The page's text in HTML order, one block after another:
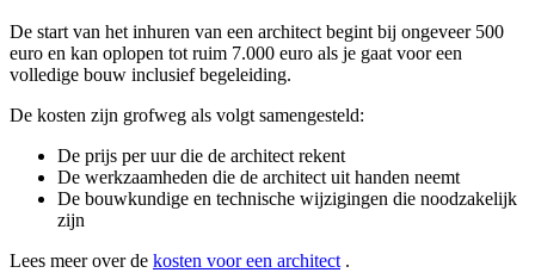
De start van het inhuren van een architect begint bij ongeveer 500
euro en kan oplopen tot ruim 7.000 euro als je gaat voor een
volledige bouw inclusief begeleiding.
De kosten zijn grofweg als volgt samengesteld:
De prijs per uur die de architect rekent
De werkzaamheden die de architect uit handen neemt
De bouwkundige en technische wijzigingen die noodzakelijk
zijn
Lees meer over de kosten voor een architect .